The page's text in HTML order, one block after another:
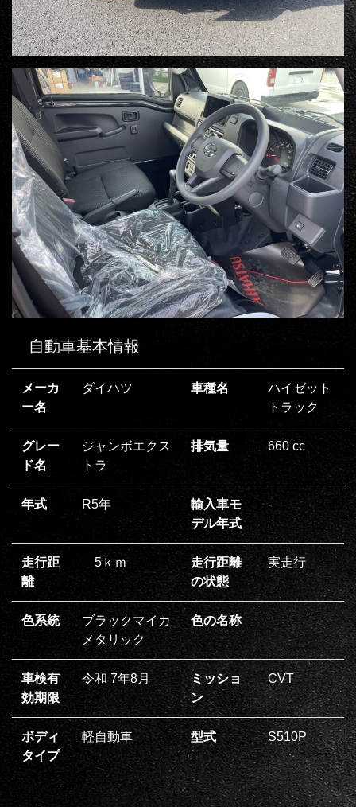
自動車基本情報
メーカ
ー名
ダイハツ 車種名
ハイゼット
トラック
グレー
ド名
ジャンボエクス
トラ
排気量 660 cc
年式 R5年
輸入車モ
デル年式
‐
走行距
離
5ｋｍ
走行距離
の状態
実走行
色系統
ブラックマイカ
メタリック
色の名称
車検有
効期限
令和 7年8月
ミッショ
ン
CVT
ボディ
タイプ
軽自動車 型式 S510P